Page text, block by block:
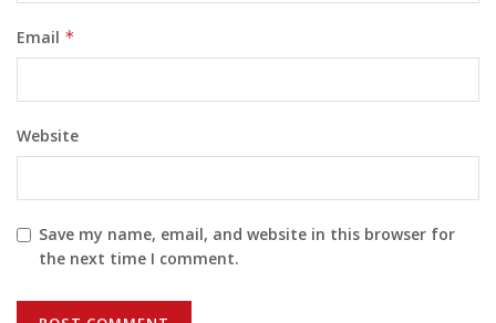
Email *
Website
Save my name, email, and website in this browser for
the next time I comment.